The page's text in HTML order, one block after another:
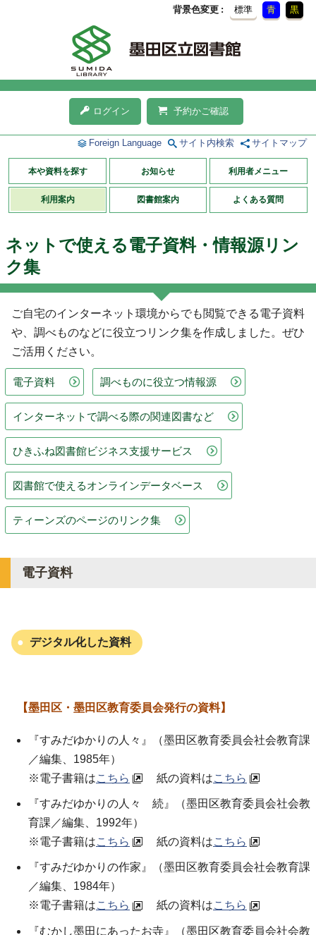
背景色変更 標準 青 黒
ログイン 予約かご確認
Foreign Language サイト内検索 サイトマップ
本や資料を探す お知らせ 利用者メニュー
利用案内 図書館案内 よくある質問
ネットで使える電子資料・情報源リン
ク集
ご自宅のインターネット環境からでも閲覧できる電子資料
や、調べものなどに役立つリンク集を作成しました。ぜひ
ご活用ください。
電子資料 調べものに役立つ情報源
インターネットで調べる際の関連図書など
ひきふね図書館ビジネス支援サービス
図書館で使えるオンラインデータベース
ティーンズのページのリンク集
電子資料
デジタル化した資料
【墨田区・墨田区教育委員会発行の資料】
『すみだゆかりの人々』（墨田区教育委員会社会教育課
／編集、1985年）
※電子書籍はこちら 紙の資料はこちら
『すみだゆかりの人々 続』（墨田区教育委員会社会教
育課／編集、1992年）
※電子書籍はこちら 紙の資料はこちら
『すみだゆかりの作家』（墨田区教育委員会社会教育課
／編集、1984年）
※電子書籍はこちら 紙の資料はこちら
『むかし墨田にあったお寺』（墨田区教育委員会社会教